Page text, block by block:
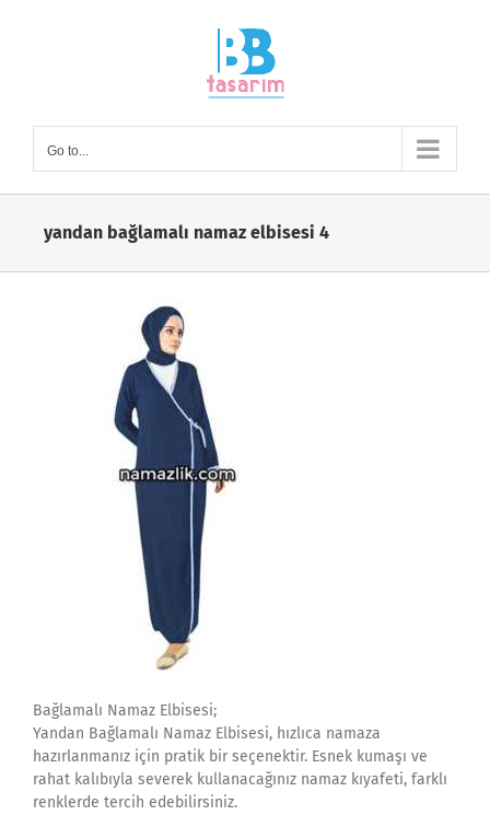
Go to...
yandan bağlamalı namaz elbisesi 4
Bağlamalı Namaz Elbisesi;
Yandan Bağlamalı Namaz Elbisesi, hızlıca namaza
hazırlanmanız için pratik bir seçenektir. Esnek kumaşı ve
rahat kalıbıyla severek kullanacağınız namaz kıyafeti, farklı
renklerde tercih edebilirsiniz.